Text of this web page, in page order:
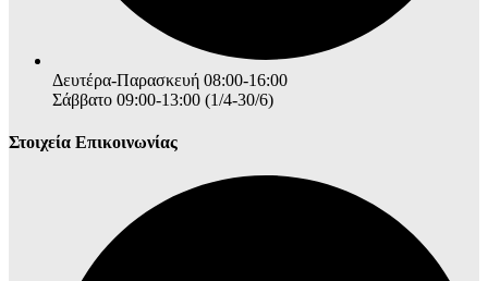
Δευτέρα-Παρασκευή 08:00-16:00
Σάββατο 09:00-13:00 (1/4-30/6)
Στοιχεία Επικοινωνίας